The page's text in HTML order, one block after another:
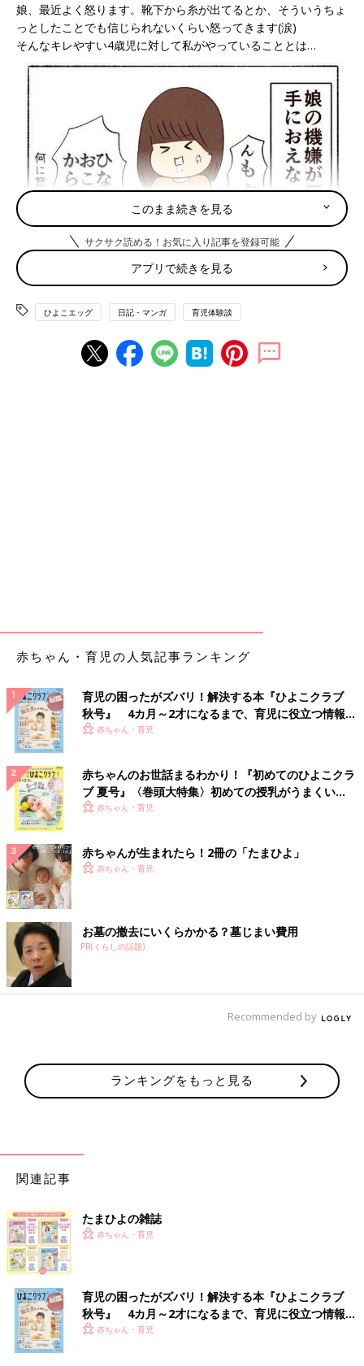
娘、最近よく怒ります。靴下から糸が出てるとか、そういうちょ
っとしたことでも信じられないくらい怒ってきます(涙)
そんなキレやすい4歳児に対して私がやっていることとは…
このまま続きを見る
サクサク読める！お気に入り記事を登録可能
アプリで続きを見る
ひよこエッグ 日記・マンガ 育児体験談
赤ちゃん・育児の人気記事ランキング
育児の困ったがズバリ！解決する本『ひよこクラブ
秋号』 4カ月～2才になるまで、育児に役立つ情報が
いっぱい！
赤ちゃん・育児
赤ちゃんのお世話まるわかり！『初めてのひよこクラ
ブ 夏号』〈巻頭大特集〉初めての授乳がうまくい
く！ おっぱい・ミルクの基本と夏のトラブル 解決テ
赤ちゃん・育児
赤ちゃんが生まれたら！2冊の「たまひよ」
赤ちゃん・育児
お墓の撤去にいくらかかる？墓じまい費用
PR(くらしの話題)
Recommended by
ランキングをもっと見る
関連記事
たまひよの雑誌
赤ちゃん・育児
育児の困ったがズバリ！解決する本『ひよこクラブ
秋号』 4カ月～2才になるまで、育児に役立つ情報が
いっぱい！
赤ちゃん・育児